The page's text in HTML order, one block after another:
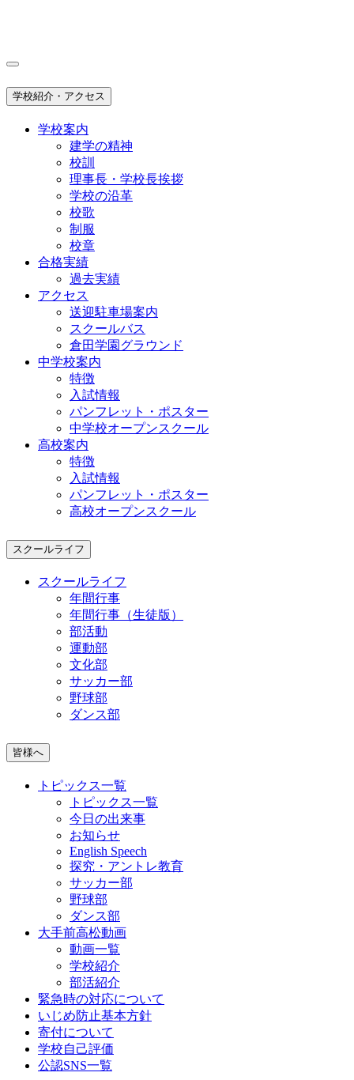
学校紹介・アクセス
学校案内
建学の精神
校訓
理事長・学校長挨拶
学校の沿革
校歌
制服
校章
合格実績
過去実績
アクセス
送迎駐車場案内
スクールバス
倉田学園グラウンド
中学校案内
特徴
入試情報
パンフレット・ポスター
中学校オープンスクール
高校案内
特徴
入試情報
パンフレット・ポスター
高校オープンスクール
スクールライフ
スクールライフ
年間行事
年間行事（生徒版）
部活動
運動部
文化部
サッカー部
野球部
ダンス部
皆様へ
トピックス一覧
トピックス一覧
今日の出来事
お知らせ
English Speech
探究・アントレ教育
サッカー部
野球部
ダンス部
大手前高松動画
動画一覧
学校紹介
部活紹介
緊急時の対応について
いじめ防止基本方針
寄付について
学校自己評価
公認SNS一覧